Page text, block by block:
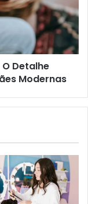
Detalhe
Modernas